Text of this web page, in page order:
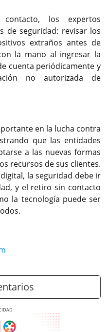
los expertos
de seguridad: revisar los
extraños antes de
la mano al ingresar la
cuenta periódicamente y
no autorizada de
en la lucha contra
que las entidades
a las nuevas formas
recursos de sus clientes.
la seguridad debe ir
y el retiro sin contacto
la tecnología puede ser